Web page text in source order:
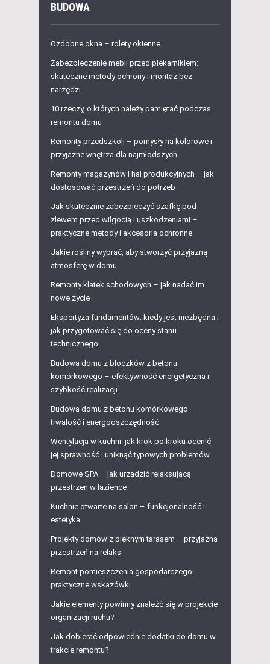
BUDOWA
Ozdobne okna – rolety okienne
Zabezpieczenie mebli przed piekarnikiem:
skuteczne metody ochrony i montaż bez
narzędzi
10 rzeczy, o których należy pamiętać podczas
remontu domu
Remonty przedszkoli – pomysły na kolorowe i
przyjazne wnętrza dla najmłodszych
Remonty magazynów i hal produkcyjnych – jak
dostosować przestrzeń do potrzeb
Jak skutecznie zabezpieczyć szafkę pod
zlewem przed wilgocią i uszkodzeniami –
praktyczne metody i akcesoria ochronne
Jakie rośliny wybrać, aby stworzyć przyjazną
atmosferę w domu
Remonty klatek schodowych – jak nadać im
nowe życie
Ekspertyza fundamentów: kiedy jest niezbędna i
jak przygotować się do oceny stanu
technicznego
Budowa domu z bloczków z betonu
komórkowego – efektywność energetyczna i
szybkość realizacji
Budowa domu z betonu komórkowego –
trwałość i energooszczędność
Wentylacja w kuchni: jak krok po kroku ocenić
jej sprawność i uniknąć typowych problemów
Domowe SPA – jak urządzić relaksującą
przestrzeń w łazience
Kuchnie otwarte na salon – funkcjonalność i
estetyka
Projekty domów z pięknym tarasem – przyjazna
przestrzeń na relaks
Remont pomieszczenia gospodarczego:
praktyczne wskazówki
Jakie elementy powinny znaleźć się w projekcie
organizacji ruchu?
Jak dobierać odpowiednie dodatki do domu w
trakcie remontu?